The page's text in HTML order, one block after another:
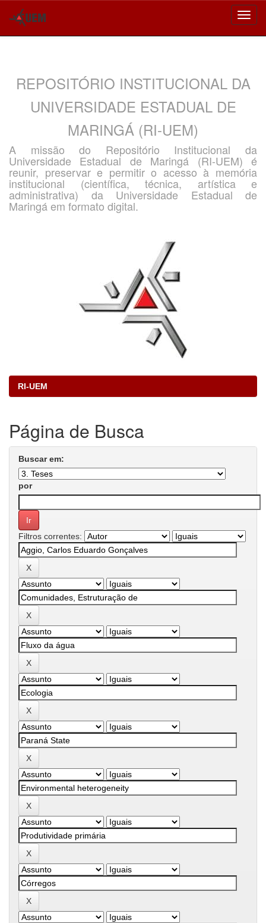
REPOSITÓRIO INSTITUCIONAL DA
UNIVERSIDADE ESTADUAL DE
MARINGÁ (RI-UEM)
A missão do Repositório Institucional da
Universidade Estadual de Maringá (RI-UEM) é
reunir, preservar e permitir o acesso à memória
institucional (científica, técnica, artística e
administrativa) da Universidade Estadual de
Maringá em formato digital.
RI-UEM
Página de Busca
Buscar em:
por
Filtros correntes: